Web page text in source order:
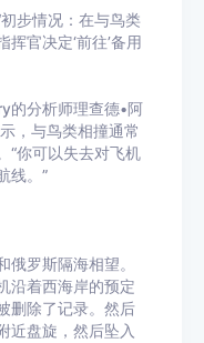
步情况：在与鸟类
官决定‘前往’备用
的分析师理查德•阿
，与鸟类相撞通常
“你可以失去对飞机
线。”
俄罗斯隔海相望。
沿着西海岸的预定
删除了记录。然后
近盘旋，然后坠入